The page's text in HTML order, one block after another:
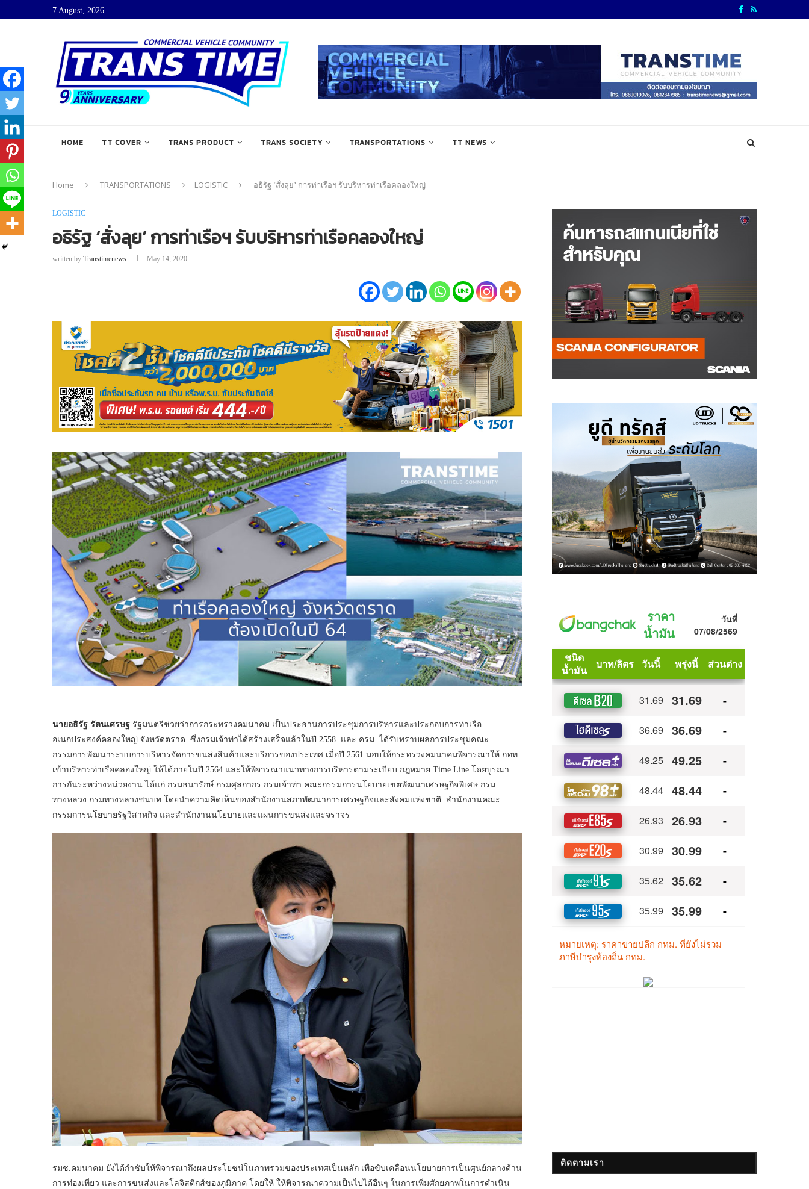
7 August, 2026
HOME TT COVER TRANS PRODUCT TRANS SOCIETY TRANSPORTATIONS TT NEWS
Home TRANSPORTATIONS LOGISTIC อธิรัฐ ‘สั่งลุย’ การท่าเรือฯ รับบริหารท่าเรือคลองใหญ่
LOGISTIC
อธิรัฐ ‘สั่งลุย’ การท่าเรือฯ รับบริหารท่าเรือคลองใหญ่
written by Transtimenews May 14, 2020
นายอธิรัฐ รัตนเศรษฐ รัฐมนตรีช่วยว่าการกระทรวงคมนาคม เป็นประธานการประชุมการบริหารและประกอบการท่าเรือ
อเนกประสงค์คลองใหญ่ จังหวัดตราด ซึ่งกรมเจ้าท่าได้สร้างเสร็จแล้วในปี 2558 และ ครม. ได้รับทราบผลการประชุมคณะ
กรรมการพัฒนาระบบการบริหารจัดการขนส่งสินค้าและบริการของประเทศ เมื่อปี 2561 มอบให้กระทรวงคมนาคมพิจารณาให้ กทท.
เข้าบริหารท่าเรือคลองใหญ่ ให้ได้ภายในปี 2564 และให้พิจารณาแนวทางการบริหารตามระเบียบ กฎหมาย Time Line โดยบูรณา
การกันระหว่างหน่วยงาน ได้แก่ กรมธนารักษ์ กรมศุลกากร กรมเจ้าท่า คณะกรรมการนโยบายเขตพัฒนาเศรษฐกิจพิเศษ กรม
ทางหลวง กรมทางหลวงชนบท โดยนำความคิดเห็นของสำนักงานสภาพัฒนาการเศรษฐกิจและสังคมแห่งชาติ สำนักงานคณะ
กรรมการนโยบายรัฐวิสาหกิจ และสำนักงานนโยบายและแผนการขนส่งและจราจร
รมช.คมนาคม ยังได้กำชับให้พิจารณาถึงผลประโยชน์ในภาพรวมของประเทศเป็นหลัก เพื่อขับเคลื่อนนโยบายการเป็นศูนย์กลางด้าน
การท่องเที่ยว และการขนส่งและโลจิสติกส์ของภูมิภาค โดยให้ ให้พิจารณาความเป็นไปได้อื่นๆ ในการเพิ่มศักยภาพในการดำเนิน
ติดตามเรา